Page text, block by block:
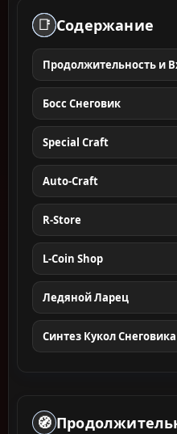
📑 Содержание
Продолжительность и
Босс Снеговик
Special Craft
Auto-Craft
R-Store
L-Coin Shop
Ледяной Ларец
Синтез Кукол Снеговика
🧭